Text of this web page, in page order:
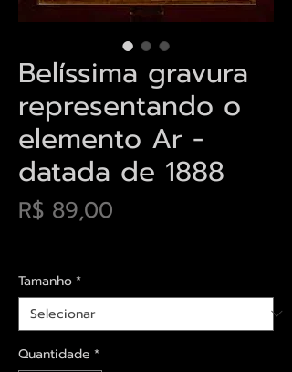
Belíssima gravura
representando o
elemento Ar -
datada de 1888
R$ 89,00
Tamanho*
Quantidade *